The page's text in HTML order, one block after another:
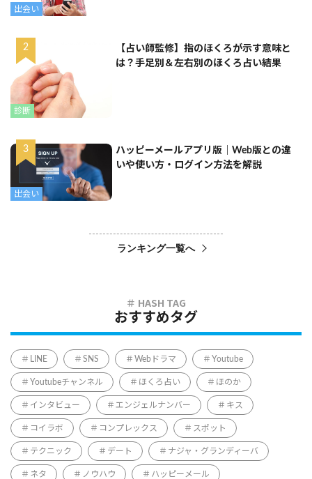
出会い
診断
【占い師監修】指のほくろが示す意味と
は？手足別＆左右別のほくろ占い結果
出会い
ハッピーメールアプリ版｜Web版との違
いや使い方・ログイン方法を解説
ランキング一覧へ
おすすめタグ
LINE SNS Webドラマ Youtube
Youtubeチャンネル ほくろ占い ほのか
インタビュー エンジェルナンバー キス
コイラボ コンプレックス スポット
テクニック デート ナジャ・グランディーバ
ネタ ノウハウ ハッピーメール